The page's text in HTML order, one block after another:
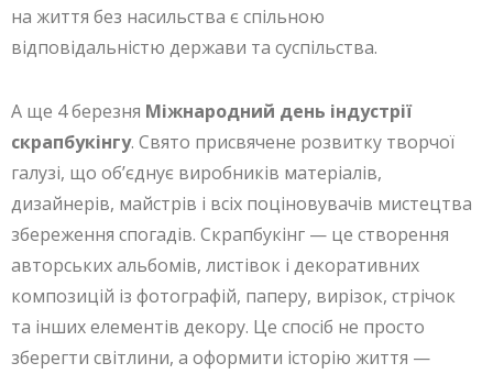
на життя без насильства є спільною
відповідальністю держави та суспільства.
А ще 4 березня Міжнародний день індустрії
скрапбукінгу. Свято присвячене розвитку творчої
галузі, що об’єднує виробників матеріалів,
дизайнерів, майстрів і всіх поціновувачів мистецтва
збереження спогадів. Скрапбукінг — це створення
авторських альбомів, листівок і декоративних
композицій із фотографій, паперу, вирізок, стрічок
та інших елементів декору. Це спосіб не просто
зберегти світлини, а оформити історію життя —